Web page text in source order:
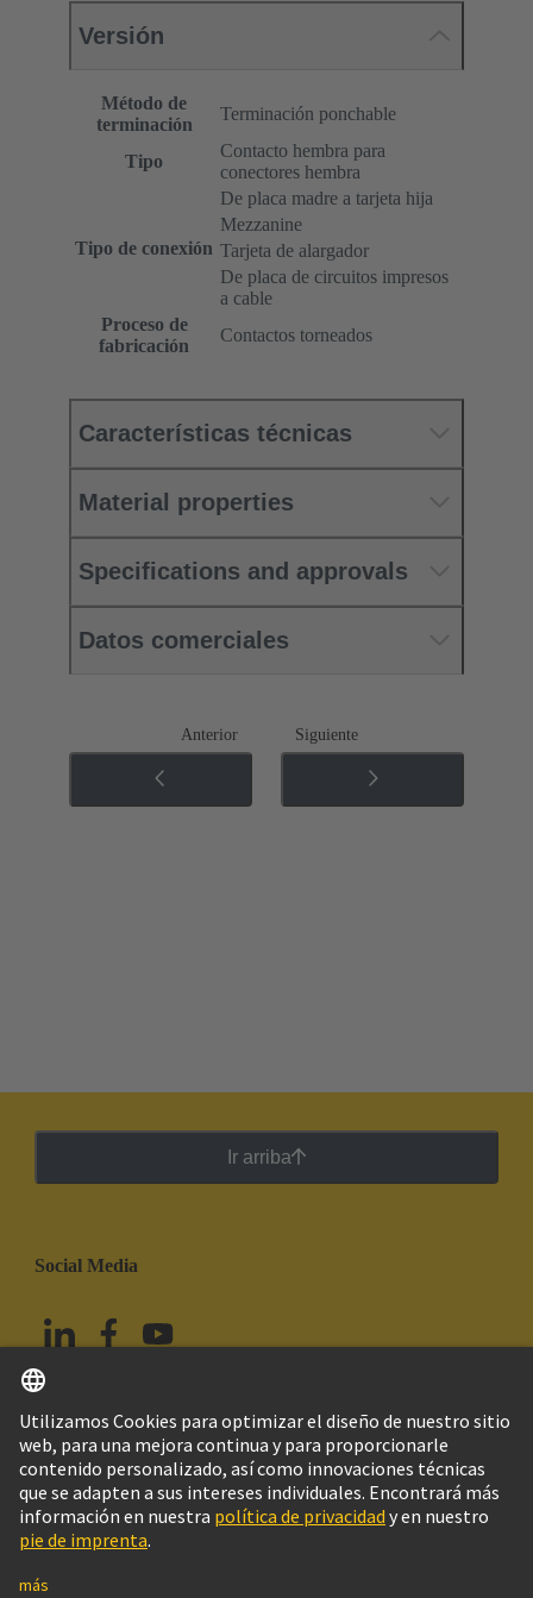
Versión
Método de
terminación
Terminación ponchable
Tipo
Contacto hembra para
conectores hembra
Tipo de conexión
De placa madre a tarjeta hija
Mezzanine
Tarjeta de alargador
De placa de circuitos impresos
a cable
Proceso de
fabricación
Contactos torneados
Características técnicas
Material properties
Specifications and approvals
Datos comerciales
Anterior Siguiente
Ir arriba
Social Media
México Español
© HARTING Technology Group